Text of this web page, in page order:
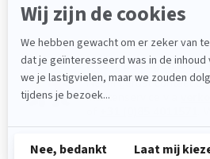
Heeft u vragen
Neem gerust contact
klantenservice via